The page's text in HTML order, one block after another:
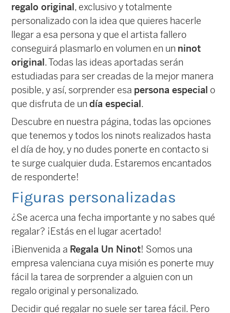
regalo original, exclusivo y totalmente
personalizado con la idea que quieres hacerle
llegar a esa persona y que el artista fallero
conseguirá plasmarlo en volumen en un ninot
original. Todas las ideas aportadas serán
estudiadas para ser creadas de la mejor manera
posible, y así, sorprender esa persona especial o
que disfruta de undía especial.
Descubre en nuestra página, todas las opciones
que tenemos y todos los ninots realizados hasta
el día de hoy, y no dudes ponerte en contacto si
te surge cualquier duda. Estaremos encantados
de responderte!
Figuras personalizadas
¿Se acerca una fecha importante y no sabes qué
regalar? ¡Estás en el lugar acertado!
¡Bienvenida a Regala Un Ninot! Somos una
empresa valenciana cuya misión es ponerte muy
fácil la tarea de sorprender a alguien con un
regalo original y personalizado.
Decidir qué regalar no suele ser tarea fácil. Pero